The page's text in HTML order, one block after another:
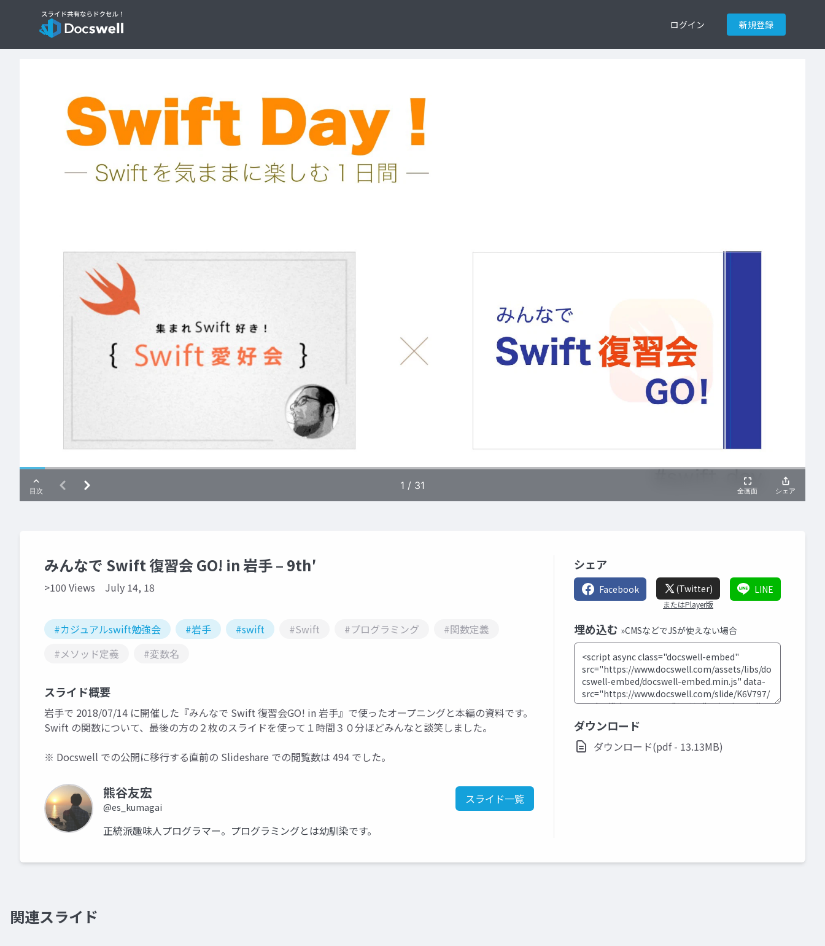
ログイン 新規登録
みんなで Swift 復習会 GO! in 岩手 – 9th′
>100 Views July 14, 18
#カジュアルswift勉強会 #岩手 #swift #Swift #プログラミング
#関数定義
#メソッド定義
#変数名
スライド概要
岩手で 2018/07/14 に開催した『みんなで Swift 復習会GO! in 岩手』で使ったオープニングと本編の資料です。
Swift の関数について、最後の方の２枚のスライドを使って１時間３０分ほどみんなと談笑しました。
※ Docswell での公開に移行する直前の Slideshare での閲覧数は 494 でした。
熊谷友宏
@es_kumagai
スライド一覧
正統派趣味人プログラマー。プログラミングとは幼馴染です。
シェア
Facebook (Twitter)
またはPlayer版
LINE
埋め込む »CMSなどでJSが使えない場合
ダウンロード
ダウンロード(pdf - 13.13MB)
関連スライド